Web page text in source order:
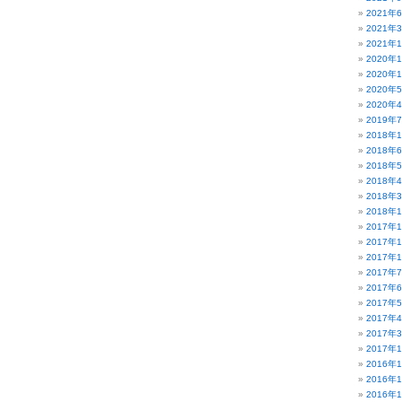
2021年6
2021年3
2021年1
2020年
2020年
2020年5
2020年4
2019年7
2018年
2018年6
2018年5
2018年4
2018年3
2018年1
2017年
2017年
2017年
2017年7
2017年6
2017年5
2017年4
2017年3
2017年1
2016年
2016年
2016年